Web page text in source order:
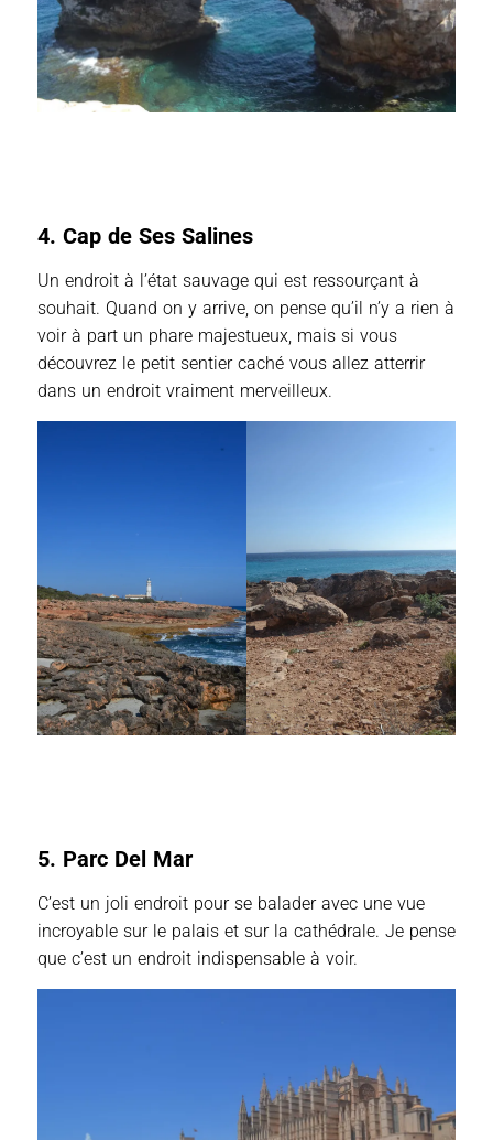
4. Cap de Ses Salines
Un endroit à l’état sauvage qui est ressourçant à
souhait. Quand on y arrive, on pense qu’il n’y a rien à
voir à part un phare majestueux, mais si vous
découvrez le petit sentier caché vous allez atterrir
dans un endroit vraiment merveilleux.
5. Parc Del Mar
C’est un joli endroit pour se balader avec une vue
incroyable sur le palais et sur la cathédrale. Je pense
que c’est un endroit indispensable à voir.